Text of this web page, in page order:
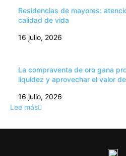
Residencias de mayores:
calidad de vida
16 julio, 2026
La compraventa de oro gana
liquidez y aprovechar el valor
16 julio, 2026
Lee más